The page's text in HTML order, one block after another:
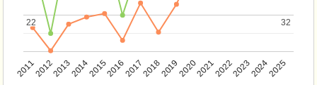
201120122013201420152016201720182019202020212022202320242025
22
22 32
32